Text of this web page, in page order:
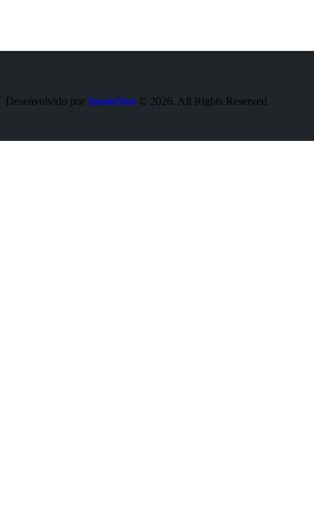
Desenvolvido por InnovStar © 2026. All Rights Reserved.